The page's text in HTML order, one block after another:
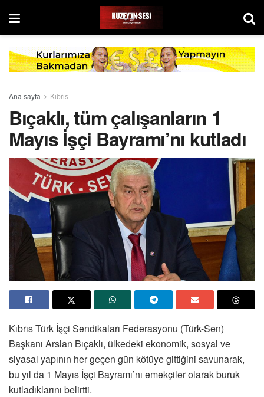
Ana sayfa Kıbrıs
Bıçaklı, tüm çalışanların 1
Mayıs İşçi Bayramı’nı kutladı
Kıbrıs Türk İşçi Sendikaları Federasyonu (Türk-Sen)
Başkanı Arslan Bıçaklı, ülkedeki ekonomik, sosyal ve
siyasal yapının her geçen gün kötüye gittiğini savunarak,
bu yıl da 1 Mayıs İşçi Bayramı’nı emekçiler olarak buruk
kutladıklarını belirtti.